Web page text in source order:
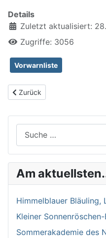
Details
Zuletzt aktualisiert:
Zugriffe: 3056
Vorwarnliste
Vorheriger Beitrag: Kleines
Zurück
Am
Himmelblauer Bläuling,
Kleiner
Sommerakademie des